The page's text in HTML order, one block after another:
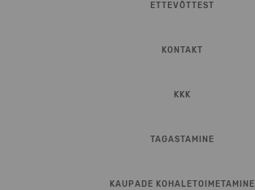
ETTEVÕTTEST
KONTAKT
KKK
TAGASTAMINE
KAUPADE KOHALETOIMETAMINE